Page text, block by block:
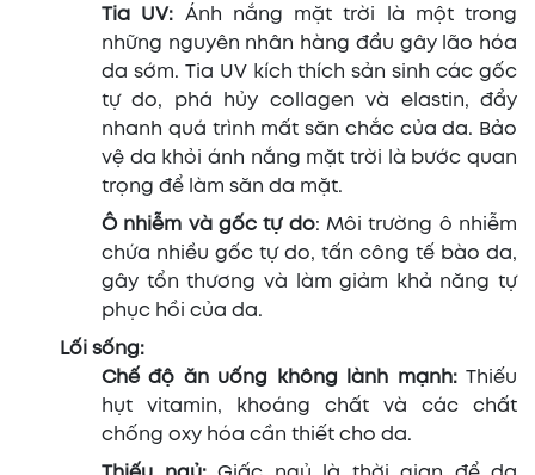
Tia UV: Ánh nắng mặt trời là một trong
những nguyên nhân hàng đầu gây lão hóa
da sớm. Tia UV kích thích sản sinh các gốc
tự do, phá hủy collagen và elastin, đẩy
nhanh quá trình mất săn chắc của da. Bảo
vệ da khỏi ánh nắng mặt trời là bước quan
trọng để làm săn da mặt.
Ô nhiễm và gốc tự do: Môi trường ô nhiễm
chứa nhiều gốc tự do, tấn công tế bào da,
gây tổn thương và làm giảm khả năng tự
phục hồi của da.
Lối sống:
Chế độ ăn uống không lành mạnh: Thiếu
hụt vitamin, khoáng chất và các chất
chống oxy hóa cần thiết cho da.